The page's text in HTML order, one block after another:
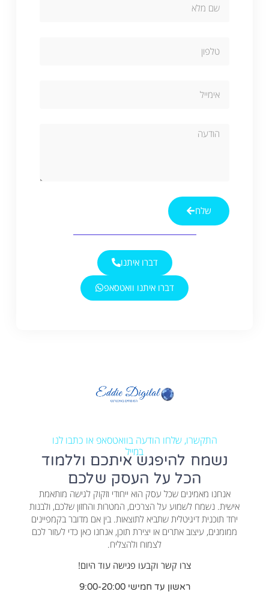
התקשרו, שלחו הודעה בוואטסאפ או כתבו לנו
במייל
נשמח להיפגש איתכם וללמוד
הכל על העסק שלכם
אנחנו מאמינים שכל עסק הוא ייחודי וזקוק לגישה מותאמת
אישית. נשמח לשמוע על הצרכים, המטרות והחזון שלכם, ולבנות
יחד תוכנית דיגיטלית שתביא לתוצאות. בין אם מדובר בקמפיינים
ממומנים, עיצוב אתרים או יצירת תוכן, אנחנו כאן כדי לעזור לכם
לצמוח ולהצליח.
צרו קשר וקבעו פגישה עוד היום!
ראשון עד חמישי 9:00-20:00
שלח
Alternative:
דברו איתנו
דברו איתנו וואטסאפ